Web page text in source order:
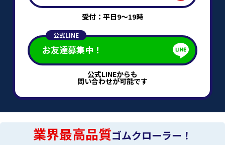
受付：平日9～19時
公式LINE
お友達募集中！
公式LINEからも
問い合わせが可能です
業界最高品質ゴムクローラー！